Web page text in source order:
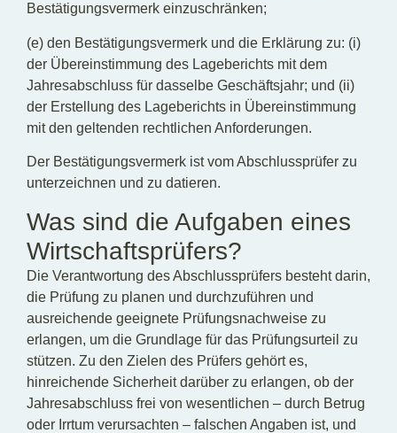
Bestätigungsvermerk einzuschränken;
(e) den Bestätigungsvermerk und die Erklärung zu: (i)
der Übereinstimmung des Lageberichts mit dem
Jahresabschluss für dasselbe Geschäftsjahr; und (ii)
der Erstellung des Lageberichts in Übereinstimmung
mit den geltenden rechtlichen Anforderungen.
Der Bestätigungsvermerk ist vom Abschlussprüfer zu
unterzeichnen und zu datieren.
Was sind die Aufgaben eines
Wirtschaftsprüfers?
Die Verantwortung des Abschlussprüfers besteht darin,
die Prüfung zu planen und durchzuführen und
ausreichende geeignete Prüfungsnachweise zu
erlangen, um die Grundlage für das Prüfungsurteil zu
stützen. Zu den Zielen des Prüfers gehört es,
hinreichende Sicherheit darüber zu erlangen, ob der
Jahresabschluss frei von wesentlichen – durch Betrug
oder Irrtum verursachten – falschen Angaben ist, und